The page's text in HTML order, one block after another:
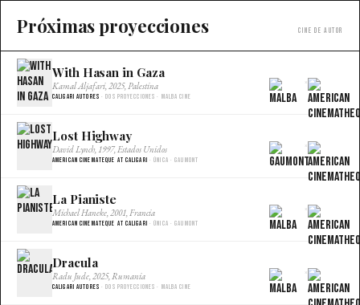
Próximas proyecciones Cine de autor
With Hasan in Gaza
Kamal Aljafari, 2025, Palestina
Caligari Autores · Dos proyecciones · Malba Cine
×
Lost Highway
David Lynch, 1997, Estados Unidos
American Cinemateque at Caligari · Única · Gaumont
×
La Pianiste
Michael Haneke, 2001, Francia
American Cinemateque at Caligari · Única · Gaumont
×
Dracula
Radu Jude, 2025, Rumania
Caligari Autores · Dos proyecciones · Malba Cine
×